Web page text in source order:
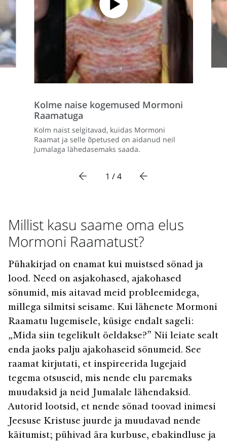
Kolme naise kogemused Mormoni
Raamatuga
Kolm naist selgitavad, kuidas Mormoni
Raamat ja selle õpetused on aidanud neil
Jumalaga lähedasemaks saada.
1 / 4
Millist kasu saame oma elus
Mormoni Raamatust?
Pühakirjad on enamat kui muistsed sõnad ja
lood. Need on asjakohased, ajakohased
sõnumid, mis aitavad meid probleemidega,
millega silmitsi seisame. Kui lähenete Mormoni
Raamatu lugemisele, küsige endalt sageli:
„Mida siin tegelikult öeldakse?” Nii leiate sealt
enda jaoks palju ajakohaseid sõnumeid. See
raamat kirjutati, et inspireerida lugejaid
tegema otsuseid, mis nende elu paremaks
muudaksid ja neid Jumalale lähendaksid.
Autorid lootsid, et nende sõnad toovad inimesi
Jeesuse Kristuse juurde ja muudavad nende
käitumist; pühivad ära kurbuse, ebakindluse ja